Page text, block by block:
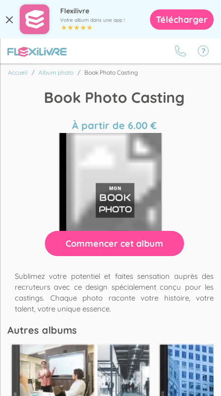
Flexilivre
Votre album dans une app ! Télécharger
Accueil Album photo Book Photo Casting
Book Photo Casting
À partir de 6.00€
Commencer cet album
Sublimez votre potentiel et faites sensation auprès des
recruteurs avec ce design spécialement conçu pour les
castings. Chaque photo raconte votre histoire, votre
talent, votre unique essence.
Autres albums